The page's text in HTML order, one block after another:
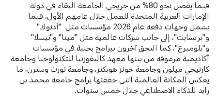
فيما يفضل نحو 80% من خريجي الجامعة البقاء في دولة
الإمارات العربية المتحدة للعمل خلال عامهم الأول، فيما
تشمل وجهات دفعة عام 2026 مؤسسات مثل "أدنوك"
و"بريسايت"، إلى جانب شركات عالمية مثل "ميتا" و"تيسلا"
و"بلومبرغ"، كما التحق آخرون ببرامج بحثية في مؤسسات
أكاديمية مرموقة من بينها معهد كاليفورنيا للتكنولوجيا وجامعة
كارنيجي ميلون وجامعة جونز هوبكنز، وجامعة نورث وسترن، ما
يعكس المكانة العالمية التي حققتها برامج جامعة محمد بن
زايد للذكاء الاصطناعي خلال خمس سنوات.